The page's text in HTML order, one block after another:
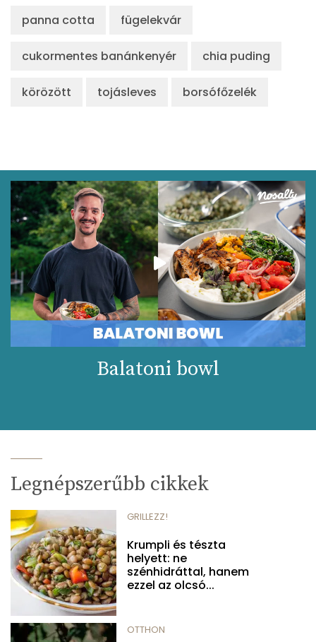
panna cotta fügelekvár
cukormentes banánkenyér chia puding
körözött tojásleves borsófőzelék
Balatoni bowl
Legnépszerűbb cikkek
GRILLEZZ!
Krumpli és tészta
helyett: ne
szénhidráttal, hanem
ezzel az olcsó...
OTTHON